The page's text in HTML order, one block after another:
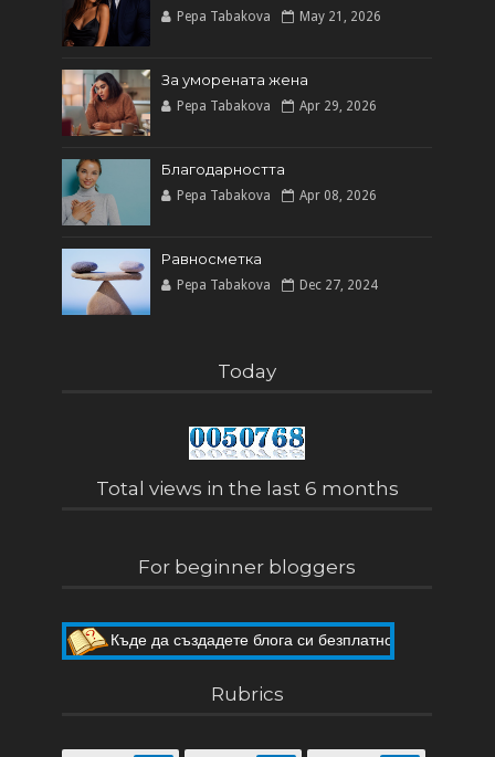
Pepa Tabakova May 21, 2026
За уморената жена
Pepa Tabakova Apr 29, 2026
Благодарността
Pepa Tabakova Apr 08, 2026
Равносметка
Pepa Tabakova Dec 27, 2024
Today
Total views in the last 6 months
For beginner bloggers
Пет мита за Blogger
Rubrics